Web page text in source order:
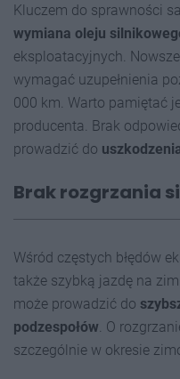
Kluczem do sprawności
wymiana oleju
eksploatacyjnych.
wymagać uzupełnienia
000 km. Warto pamiętać
producenta. Brak
prowadzić do
Brak rozgrzania
Wśród częstych błędów
także szybką jazdę na
może prowadzić do
podzespołów. O
szczególnie w okresie